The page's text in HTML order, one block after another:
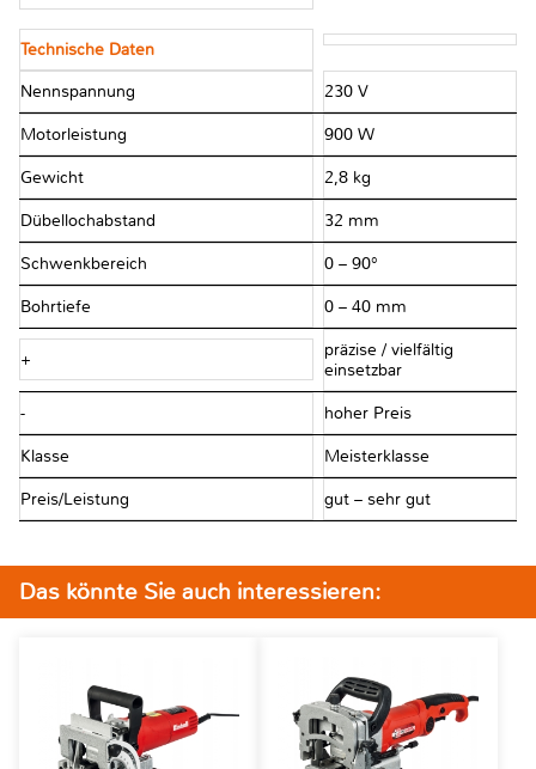
Technische Daten
Nennspannung 230 V
Motorleistung 900 W
Gewicht 2,8 kg
Dübellochabstand 32 mm
Schwenkbereich 0 – 90°
Bohrtiefe 0 – 40 mm
+
präzise / vielfältig
einsetzbar
- hoher Preis
Klasse Meisterklasse
Preis/Leistung gut – sehr gut
Das könnte Sie auch interessieren: